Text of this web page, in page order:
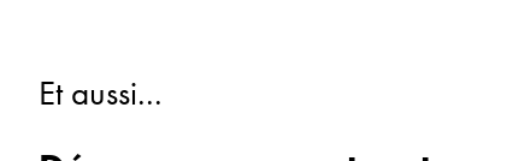
Et aussi...